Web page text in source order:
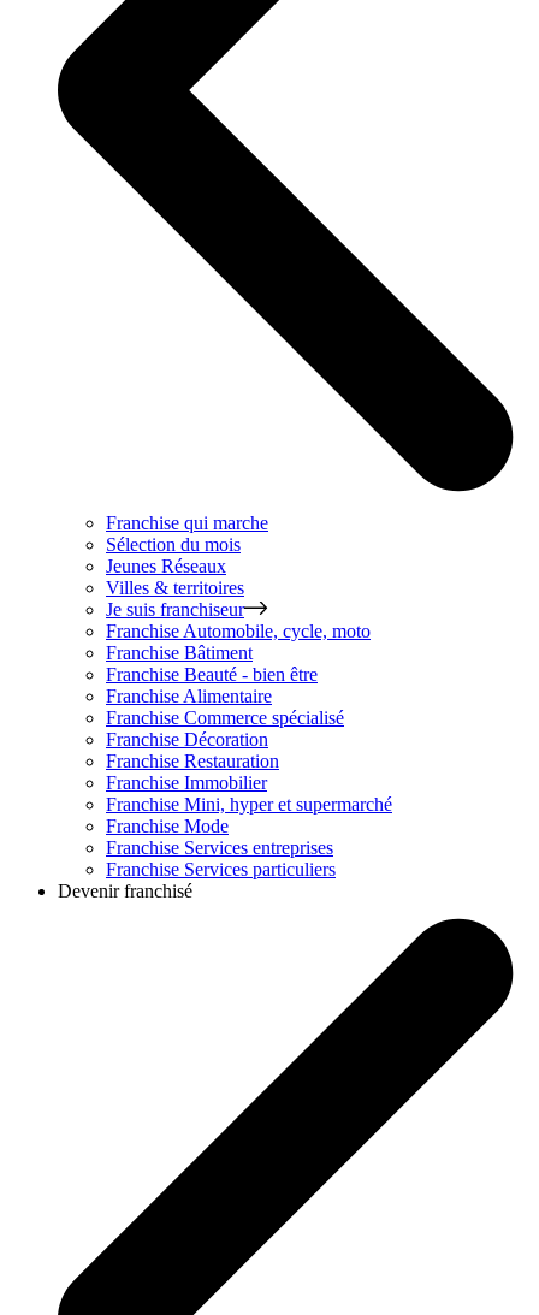
Franchise qui marche
Sélection du mois
Jeunes Réseaux
Villes & territoires
Je suis franchiseur
Franchise Automobile, cycle, moto
Franchise Bâtiment
Franchise Beauté - bien être
Franchise Alimentaire
Franchise Commerce spécialisé
Franchise Décoration
Franchise Restauration
Franchise Immobilier
Franchise Mini, hyper et supermarché
Franchise Mode
Franchise Services entreprises
Franchise Services particuliers
Devenir franchisé